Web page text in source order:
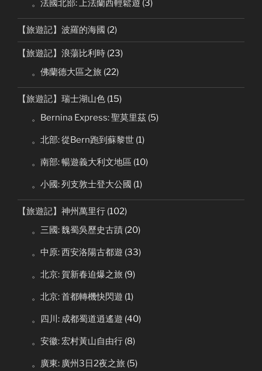
。法國北部: 上法蘭西輕鬆遊 (3)
【旅遊記】波羅的海國 (2)
【旅遊記】浪蕩比利時 (23)
。佛蘭德大區之旅 (22)
【旅遊記】瑞士湖山色 (15)
。Bernina Express: 聖莫里茲 (5)
。北部: 從Bern跑到蘇黎世 (1)
。南部: 暢遊義大利文地區 (10)
。小國: 列支敦士登大公國 (1)
【旅遊記】神州萬里行 (102)
。三國: 魏蜀吳歷史古蹟 (20)
。中原: 西安洛陽古都遊 (33)
。北京: 賀新春迫爆之旅 (9)
。北京: 首都轉機快閃遊 (1)
。四川: 成都蜀道逍遙遊 (40)
。安徽: 宏村黃山自由行 (8)
。廣東: 廣州3日2夜之旅 (5)